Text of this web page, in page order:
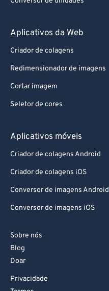
Aplicativos da Web
Criador de colagens
Redimensionador de imagens
Cortar imagem
Seletor de cores
Aplicativos móveis
Criador de colagens Android
Criador de colagens iOS
Conversor de imagens Android
Conversor de imagens iOS
Sobre nós
Blog
Doar
Privacidade